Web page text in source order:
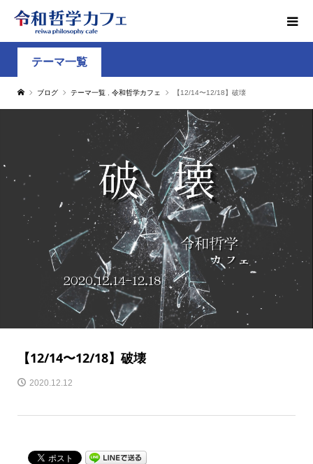
テーマ一覧
ブログ テーマ一覧 令和哲学カフェ 【12/14〜12/18】破壊
【12/14〜12/18】破壊
2020.12.12